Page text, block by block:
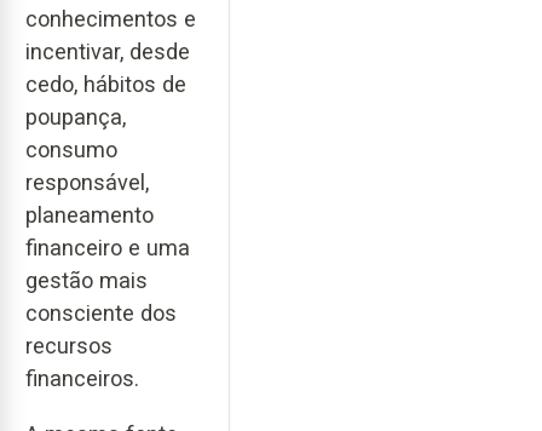
conhecimentos e
incentivar, desde
cedo, hábitos de
poupança,
consumo
responsável,
planeamento
financeiro e uma
gestão mais
consciente dos
recursos
financeiros.